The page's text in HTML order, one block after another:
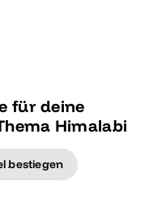
für deine
Himalabi
bestiegen